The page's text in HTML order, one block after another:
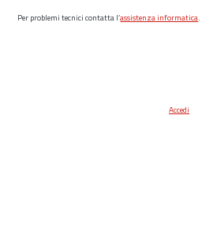
Per problemi tecnici contatta l’assistenza informatica.
Accedi